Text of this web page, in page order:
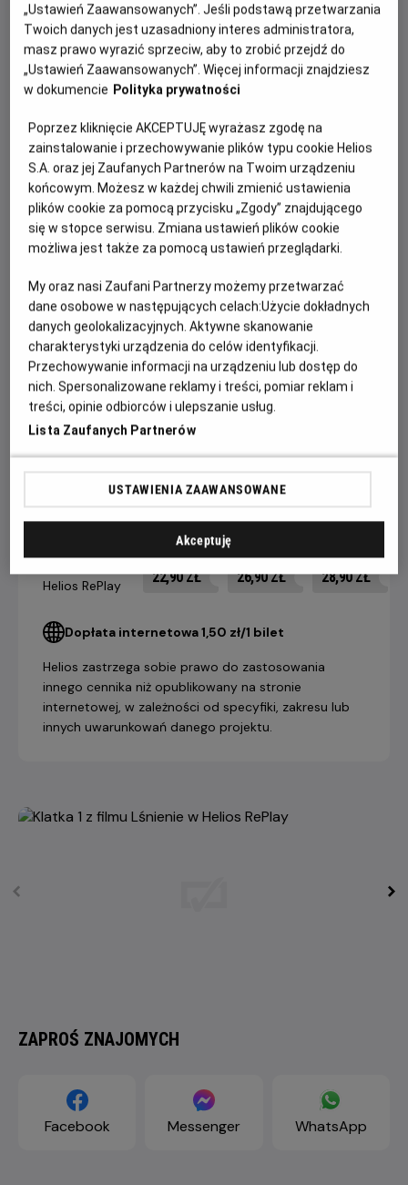
Stanley Kubrick
Stanley Kubrick, Diane
Johnson
OBSADA
Danny Lloyd, Shelley Duvall, Jack Nicholson
OPIS WYDARZENIA
Spróbuj odpowiedzieć sobie na pytanie, czego boisz się
najbardziej: potworów z kosmosu? Zabójczego wirusa? A
może tego, że pewnego dnia ktoś z twoich bliskich - ktoś,
kto powinien strzec cię i kochać - nagle postanowi cię
zabić?
Lśnienie to ekranizacja bestsellerowej powieści Stephena
Kinga, którą uznano za arcydzieło filmu grozy. Pod
kierunkiem reżysera Stanleya Kubricka Jack Nicholson
stworzył niezapomnianą kreację w roli Jacka Torrance’a,
zimowego stróża w odciętym od Świata eleganckim hotelu
Overlook, dokąd przenosi się wraz z żoną (Shelley Duvall) i
synem (Danny Lloyd). Torrance nigdy tam wcześniej nie był
- a może jest inaczej? Odpowiedź na to pytanie przynosi
mrożący krew w żyłach finał, w którym poznajemy
niesamowitą tajemnicę hotelu Overlook.
do seansu
Helios RePlay
22,90 ZŁ 26,90 ZŁ 28,90 ZŁ
Dopłata internetowa 1,50 zł/1 bilet
Helios zastrzega sobie prawo do zastosowania
innego cennika niż opublikowany na stronie
internetowej, w zależności od specyfiki, zakresu lub
innych uwarunkowań danego projektu.
ZAPROŚ ZNAJOMYCH
Facebook Messenger WhatsApp
„Ustawień Zaawansowanych”. Jeśli podstawą przetwarzania
Twoich danych jest uzasadniony interes administratora,
masz prawo wyrazić sprzeciw, aby to zrobić przejdź do
„Ustawień Zaawansowanych”. Więcej informacji znajdziesz
w dokumencie Polityka prywatności
Poprzez kliknięcie AKCEPTUJĘ wyrażasz zgodę na
zainstalowanie i przechowywanie plików typu cookie Helios
S.A. oraz jej Zaufanych Partnerów na Twoim urządzeniu
końcowym. Możesz w każdej chwili zmienić ustawienia
plików cookie za pomocą przycisku „Zgody” znajdującego
się w stopce serwisu. Zmiana ustawień plików cookie
możliwa jest także za pomocą ustawień przeglądarki.
My oraz nasi Zaufani Partnerzy możemy przetwarzać
dane osobowe w następujących celach:Użycie dokładnych
danych geolokalizacyjnych. Aktywne skanowanie
charakterystyki urządzenia do celów identyfikacji.
Przechowywanie informacji na urządzeniu lub dostęp do
nich. Spersonalizowane reklamy i treści, pomiar reklam i
treści, opinie odbiorców i ulepszanie usług.
Lista Zaufanych Partnerów
USTAWIENIA ZAAWANSOWANE
Akceptuję